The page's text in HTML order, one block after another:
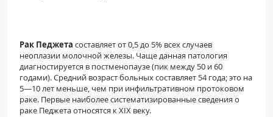
Рак Педжета составляет от 0,5 до 5% всех слу­чаев
неоплазии молочной железы. Чаще данная патология
диагностируется в постменопаузе (пик между 50 и 60
годами). Средний возраст больных составляет 54 года; это на
5—10 лет меньше, чем при инфильтративном протоковом
раке. Первые наиболее систематизированные сведения о
раке Педжета относятся к XIX веку.